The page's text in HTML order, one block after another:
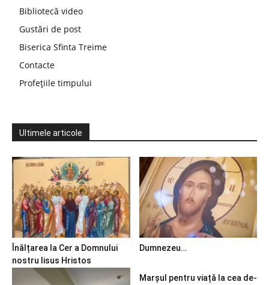
Bibliotecă video
Gustări de post
Biserica Sfinta Treime
Contacte
Profețiile timpului
Ultimele articole
Înălțarea la Cer a Domnului
nostru Iisus Hristos
Dumnezeu…
Marșul pentru viață la cea de-